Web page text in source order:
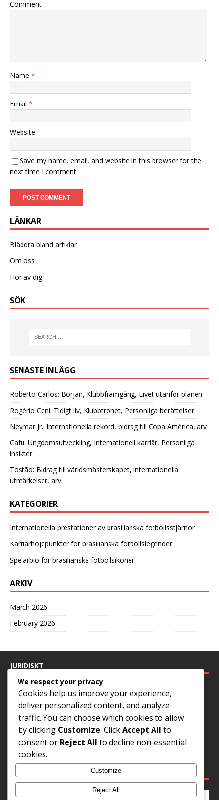
Comment
Name *
Email *
Website
Save my name, email, and website in this browser for the
next time I comment.
LÄNKAR
Bläddra bland artiklar
Om oss
Hör av dig
SÖK
SENASTE INLÄGG
Roberto Carlos: Början, Klubbframgång, Livet utanför planen
Rogério Ceni: Tidigt liv, Klubbtrohet, Personliga berättelser
Neymar Jr.: Internationella rekord, bidrag till Copa América, arv
Cafu: Ungdomsutveckling, Internationell karriär, Personliga
insikter
Tostão: Bidrag till världsmästerskapet, internationella
utmärkelser, arv
KATEGORIER
Internationella prestationer av brasilianska fotbollsstjärnor
Karriärhöjdpunkter för brasilianska fotbollslegender
Spelarbio för brasilianska fotbollsikoner
ARKIV
March 2026
February 2026
JURIDISKT
Dataskyddspolicy
Om oss
Cookies och spårning
Hör av dig
We respect your privacy
Cookies help us improve your experience,
deliver personalized content, and analyze
traffic. You can choose which cookies to allow
by clicking Customize. ClickAccept All to
consent or Reject All to decline non-essential
cookies.
Customize
Reject All